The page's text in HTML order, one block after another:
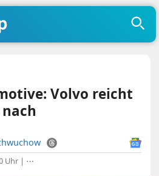
Volvo reicht
Uhr | ⋯